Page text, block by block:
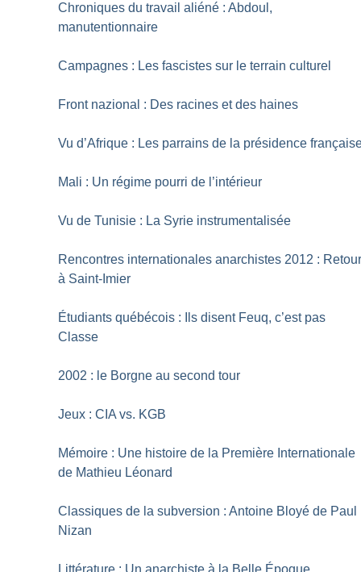
Chroniques du travail aliéné : Abdoul,
manutentionnaire
Campagnes : Les fascistes sur le terrain culturel
Front nazional : Des racines et des haines
Vu d’Afrique : Les parrains de la présidence
Mali : Un régime pourri de l’intérieur
Vu de Tunisie : La Syrie instrumentalisée
Rencontres internationales anarchistes 2012 :
à Saint-Imier
Étudiants québécois : Ils disent Feuq, c’est pas
Classe
2002 : le Borgne au second tour
Jeux : CIA vs. KGB
Mémoire : Une histoire de la Première Internationale
de Mathieu Léonard
Classiques de la subversion : Antoine Bloyé de Paul
Nizan